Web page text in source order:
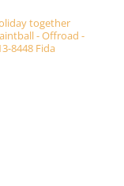
together
- Offroad -
8448 Fida